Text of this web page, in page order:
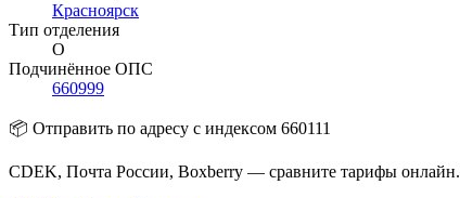
Красноярск
Тип отделения
О
Подчинённое ОПС
660999
📦 Отправить по адресу с индексом 660111
CDEK, Почта России, Boxberry — сравните тарифы онлайн.